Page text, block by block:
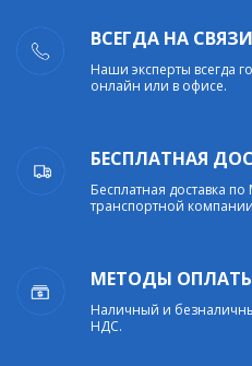
ВСЕГДА НА СВЯЗИ
Наши эксперты всегда
онлайн или в офисе.
БЕСПЛАТНАЯ
Бесплатная доставка
транспортной
МЕТОДЫ
Наличный и
НДС.